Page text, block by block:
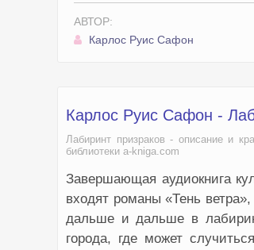
АВТОР:
Карлос Руис Сафон
Карлос Руис Сафон -
Лабиринт призраков - описание и
библиотеки a-kniga.com
Завершающая аудиокнига
входят романы «Тень
дальше и дальше в
города, где может